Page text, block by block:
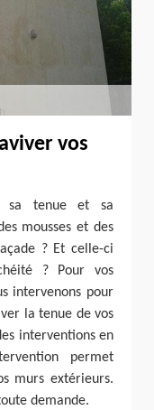
vos
sa tenue et sa
mousses et des
? Et celle-ci
? Pour vos
intervenons pour
la tenue de vos
interventions en
permet
murs extérieurs.
demande.